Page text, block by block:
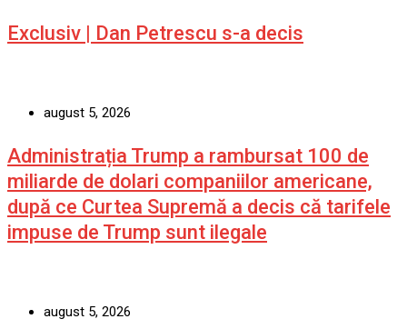
Exclusiv | Dan Petrescu s-a decis
august 5, 2026
Administrația Trump a rambursat 100 de
miliarde de dolari companiilor americane,
după ce Curtea Supremă a decis că tarifele
impuse de Trump sunt ilegale
august 5, 2026